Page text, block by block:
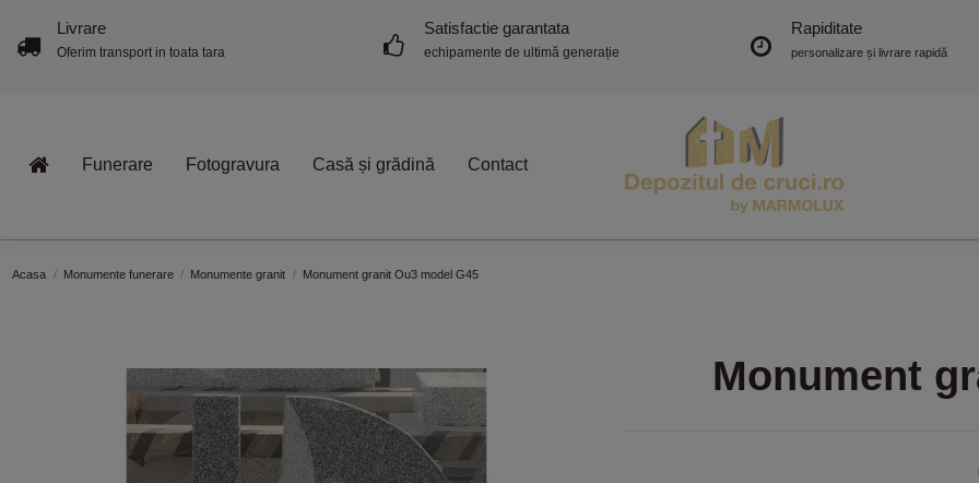
Livrare
Oferim transport in toata tara
Satisfactie garantata
echipamente de ultimă generație
Rapiditate
personalizare și livrare rapidă
Funerare Fotogravura Casă și grădină Contact
Acasa Monumente funerare Monumente granit Monument granit Ou3 model G45
Monument